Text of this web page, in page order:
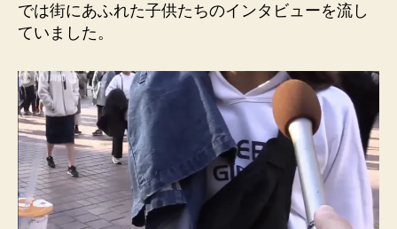
では街にあふれた子供たちのインタビューを流し
ていました。